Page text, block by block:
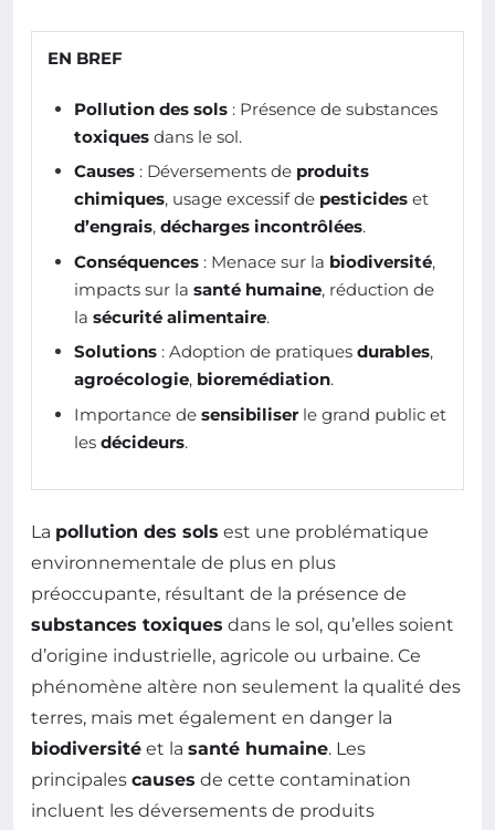
EN BREF
Pollution des sols : Présence de substances
toxiques dans le sol.
Causes : Déversements de produits
chimiques, usage excessif de pesticides et
d’engrais, décharges incontrôlées.
Conséquences : Menace sur la biodiversité,
impacts sur la santé humaine, réduction de
la sécurité alimentaire.
Solutions : Adoption de pratiques durables,
agroécologie, bioremédiation.
Importance de sensibiliser le grand public et
les décideurs.
La pollution des sols est une problématique
environnementale de plus en plus
préoccupante, résultant de la présence de
substances toxiques dans le sol, qu’elles soient
d’origine industrielle, agricole ou urbaine. Ce
phénomène altère non seulement la qualité des
terres, mais met également en danger la
biodiversité et la santé humaine. Les
principales causes de cette contamination
incluent les déversements de produits